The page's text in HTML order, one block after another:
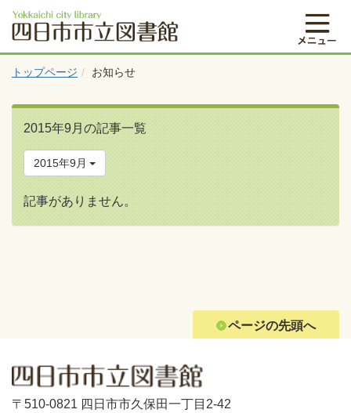
トップページ お知らせ
2015年9月の記事一覧
2015年9月
記事がありません。
ページの先頭へ
〒510-0821 四日市市久保田一丁目2-42